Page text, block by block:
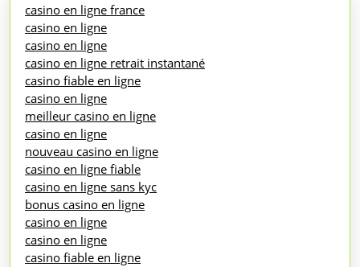
casino en ligne france
casino en ligne
casino en ligne
casino en ligne retrait instantané
casino fiable en ligne
casino en ligne
meilleur casino en ligne
casino en ligne
nouveau casino en ligne
casino en ligne fiable
casino en ligne sans kyc
bonus casino en ligne
casino en ligne
casino en ligne
casino fiable en ligne